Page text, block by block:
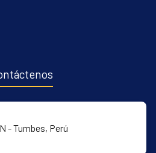
- Tumbes, Perú